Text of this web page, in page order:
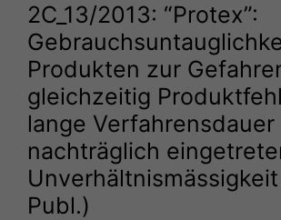
2C_13/2013: “Protex”:
Produkten zur
gleichzeitig
lange Verfahrensdauer
nachträglich
Publ.)